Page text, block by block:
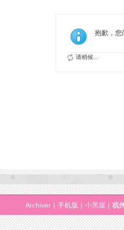
抱歉，您
请稍候...
Archiver | 手机版 | 小黑屋 | 杭